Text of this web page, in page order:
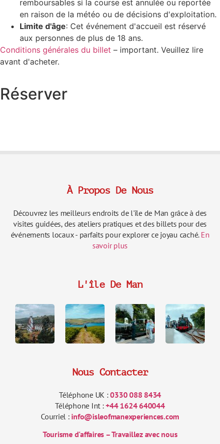
remboursables si la course est annulée ou reportée
en raison de la météo ou de décisions d'exploitation.
Limite d'âge: Cet événement d'accueil est réservé
aux personnes de plus de 18 ans.
Conditions générales du billet – important. Veuillez lire
avant d'acheter.
Réserver
À Propos De Nous
Découvrez les meilleurs endroits de l'île de Man grâce à des
visites guidées, des ateliers pratiques et des billets pour des
événements locaux - parfaits pour explorer ce joyau caché. En
savoir plus
L'île De Man
Nous Contacter
Téléphone UK :0330 088 8434
Téléphone Int :+44 1624 640044
Courriel : info@isleofmanexperiences.com
Tourisme d'affaires – Travaillez avec nous